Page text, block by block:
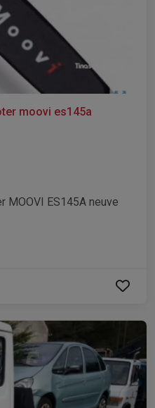
moovi es145a
MOOVI ES145A neuve